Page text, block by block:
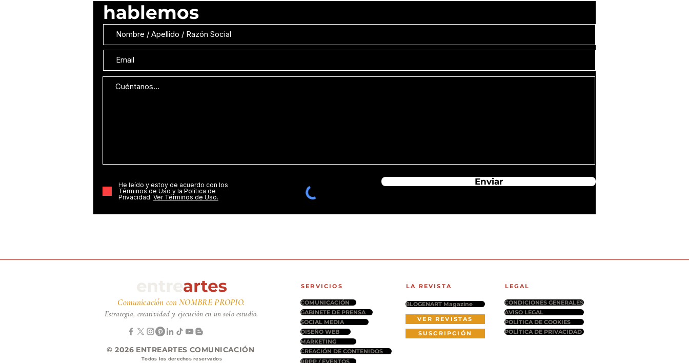
hablemos
He leído y estoy de acuerdo con los
Términos de Uso y la Política de
Privacidad. Ver Términos de Uso.
Enviar
Comunicación con NOMBRE PROPIO.
Estrategia, creatividad y ejecución en un solo estudio.
© 2026 ENTREARTES COMUNICACIÓN
Todos los derechos reservados
SERVICIOS
COMUNICACIÓN
GABINETE DE PRENSA
SOCIAL MEDIA
DISEÑO WEB
LA REVISTA
BLOGENART Magazine
VER REVISTAS
SUSCRIPCIÓN
LEGAL
CONDICIONES GENERALES
AVISO LEGAL
POLÍTICA DE COOKIES
POLÍTICA DE PRIVACIDAD
MARKETING
CREACIÓN DE CONTENIDOS
RRPP / EVENTOS